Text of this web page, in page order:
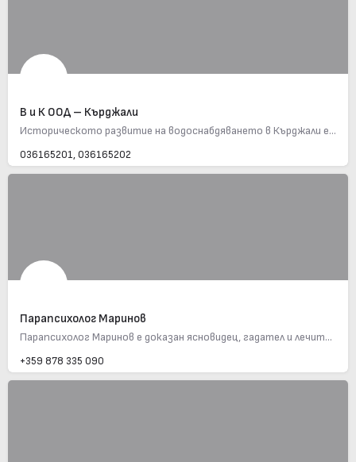
В и К ООД – Кърджали
Историческото развитие на водоснабдяването в Кърджали е част от общата история на ВиК сектора в България.…
036165201, 036165202
Парапсихолог Маринов
Парапсихолог Маринов е доказан ясновидец, гадател и лечител с над 34 години опит. Предлага безплатно…
+359 878 335 090